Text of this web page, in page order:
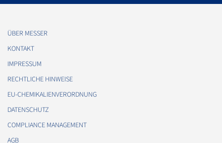
ÜBER MESSER
KONTAKT
IMPRESSUM
RECHTLICHE HINWEISE
EU-CHEMIKALIENVERORDNUNG
DATENSCHUTZ
COMPLIANCE MANAGEMENT
AGB